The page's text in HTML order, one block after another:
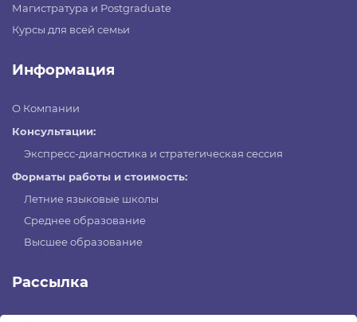
Магистратура и Postgraduate
Курсы для всей семьи
Информация
О Компании
Консультации:
Экспресс-диагностика и стратегическая сессия
Форматы работы и стоимость:
Летние языковые школы
Среднее образование
Высшее образование
Рассылка